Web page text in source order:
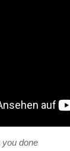
you done